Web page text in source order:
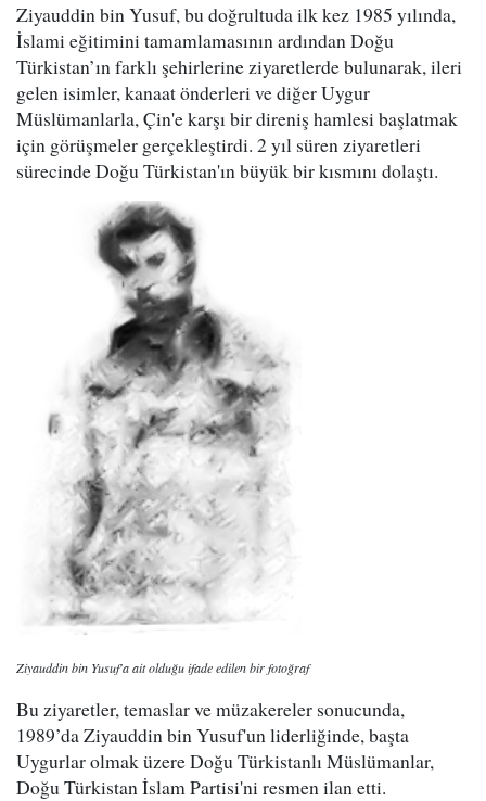
Ziyauddin bin Yusuf, bu doğrultuda ilk kez 1985 yılında,
İslami eğitimini tamamlamasının ardından Doğu
Türkistan’ın farklı şehirlerine ziyaretlerde bulunarak, ileri
gelen isimler, kanaat önderleri ve diğer Uygur
Müslümanlarla, Çin'e karşı bir direniş hamlesi başlatmak
için görüşmeler gerçekleştirdi. 2 yıl süren ziyaretleri
sürecinde Doğu Türkistan'ın büyük bir kısmını dolaştı.
Ziyauddin bin Yusuf'a ait olduğu ifade edilen bir fotoğraf
Bu ziyaretler, temaslar ve müzakereler sonucunda,
1989’da Ziyauddin bin Yusuf'un liderliğinde, başta
Uygurlar olmak üzere Doğu Türkistanlı Müslümanlar,
Doğu Türkistan İslam Partisi'ni resmen ilan etti.